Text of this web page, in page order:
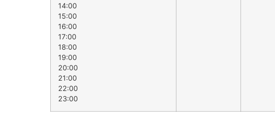
14:00
15:00
16:00
17:00
18:00
19:00
20:00
21:00
22:00
23:00